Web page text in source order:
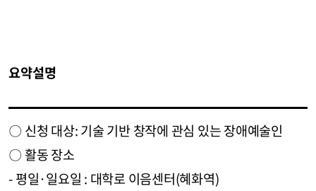
요약설명
〇 신청 대상: 기술 기반 창작에 관심 있는 장애예술인
〇 활동 장소
- 평일·일요일 : 대학로 이음센터(혜화역)